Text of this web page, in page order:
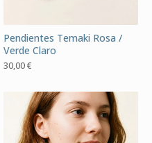
Pendientes Temaki Rosa /
Verde Claro
30,00€